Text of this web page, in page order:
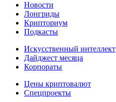
Новости
Лонгриды
Крипториум
Подкасты
Искусственный интеллект
Дайджест месяца
Корпораты
Цены криптовалют
Спецпроекты